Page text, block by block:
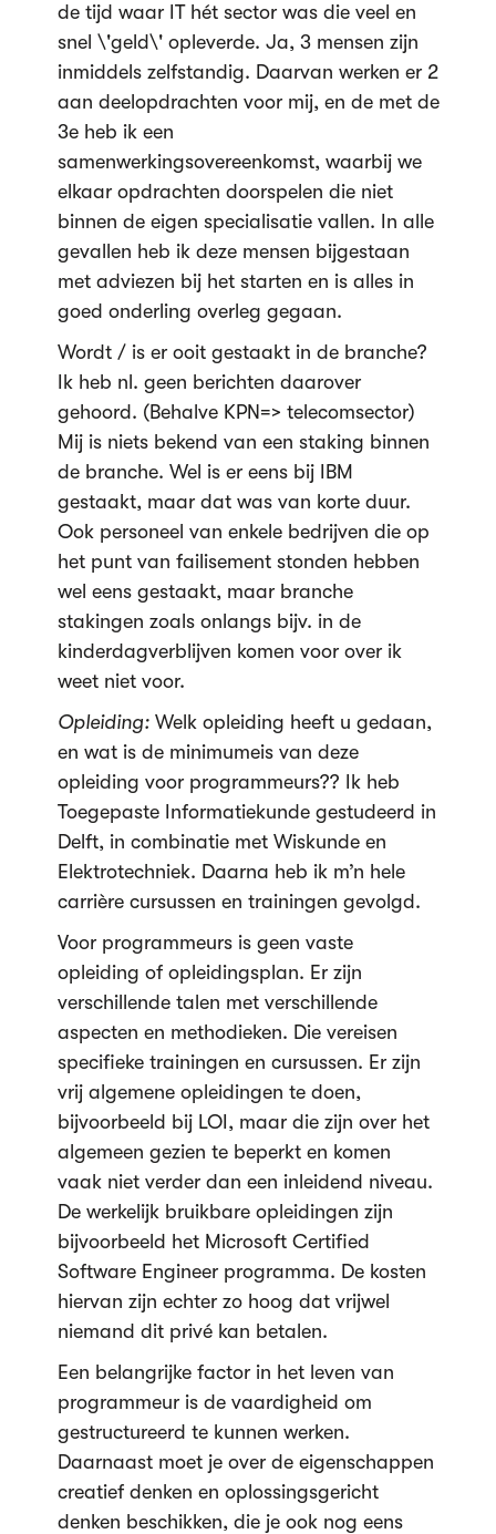
de tijd waar IT hét sector was die veel en
snel \'geld\' opleverde. Ja, 3 mensen zijn
inmiddels zelfstandig. Daarvan werken er 2
aan deelopdrachten voor mij, en de met de
3e heb ik een
samenwerkingsovereenkomst, waarbij we
elkaar opdrachten doorspelen die niet
binnen de eigen specialisatie vallen. In alle
gevallen heb ik deze mensen bijgestaan
met adviezen bij het starten en is alles in
goed onderling overleg gegaan.
Wordt / is er ooit gestaakt in de branche?
Ik heb nl. geen berichten daarover
gehoord. (Behalve KPN=> telecomsector)
Mij is niets bekend van een staking binnen
de branche. Wel is er eens bij IBM
gestaakt, maar dat was van korte duur.
Ook personeel van enkele bedrijven die op
het punt van failisement stonden hebben
wel eens gestaakt, maar branche
stakingen zoals onlangs bijv. in de
kinderdagverblijven komen voor over ik
weet niet voor.
Opleiding:Welk opleiding heeft u gedaan,
en wat is de minimumeis van deze
opleiding voor programmeurs?? Ik heb
Toegepaste Informatiekunde gestudeerd in
Delft, in combinatie met Wiskunde en
Elektrotechniek. Daarna heb ik m’n hele
carrière cursussen en trainingen gevolgd.
Voor programmeurs is geen vaste
opleiding of opleidingsplan. Er zijn
verschillende talen met verschillende
aspecten en methodieken. Die vereisen
specifieke trainingen en cursussen. Er zijn
vrij algemene opleidingen te doen,
bijvoorbeeld bij LOI, maar die zijn over het
algemeen gezien te beperkt en komen
vaak niet verder dan een inleidend niveau.
De werkelijk bruikbare opleidingen zijn
bijvoorbeeld het Microsoft Certified
Software Engineer programma. De kosten
hiervan zijn echter zo hoog dat vrijwel
niemand dit privé kan betalen.
Een belangrijke factor in het leven van
programmeur is de vaardigheid om
gestructureerd te kunnen werken.
Daarnaast moet je over de eigenschappen
creatief denken en oplossingsgericht
denken beschikken, die je ook nog eens